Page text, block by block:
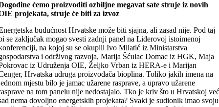
ćemo proizvoditi ozbiljne megavat sate struje iz novih
projekata, struje će biti za izvoz
budućnost Hrvatske može biti sjajna, ali zasad nije. Pod taj
se zaključak mogao svesti zadnji panel na Liderovoj istoimenoj
na kojoj su se okupili Ivo Milatić iz Ministarstva
i održivog razvoja, Marija Šćulac Domac iz HGK, Maja
iz Udruženja OIE, Željko Vrban iz HERA-e i Marijan
Hrvatska udruga proizvođača bioplina. Toliko jakih imena na
mjestu bilo je jamac užarene rasprave, a upravo užarene
na tom panelu nije nedostajalo. Tko je kriv što u Hrvatskoj
nema dovoljno energetskih projekata? Svaki je sudionik imao svoju